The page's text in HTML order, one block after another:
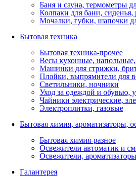
Баня и сауна, термометры
Колпаки для бани,
Мочалки, губки, шапочки
Бытовая техника
Бытовая техника-прочее
Весы кухонные,
Машинки для стрижки,
Плойки, выпрямители для
Светильники, ночники
Уход за одеждой и обувью,
Чайники электрические,
Электроплитки, газовые
Бытовая химия, ароматизаторы,
Бытовая химия-разное
Освежители автоматик и
Освежители, ароматизаторы
Галантерея